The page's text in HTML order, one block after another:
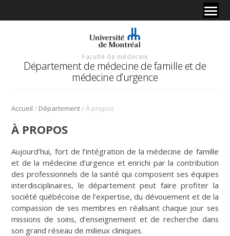
Faculté de médecine
Département de médecine de famille et de
médecine d’urgence
Accueil / Département/À propos
À PROPOS
Aujourd’hui, fort de l’intégration de la médecine de famille
et de la médecine d’urgence et enrichi par la contribution
des professionnels de la santé qui composent ses équipes
interdisciplinaires, le département peut faire profiter la
société québécoise de l’expertise, du dévouement et de la
compassion de ses membres en réalisant chaque jour ses
missions de soins, d’enseignement et de recherche dans
son grand réseau de milieux cliniques.